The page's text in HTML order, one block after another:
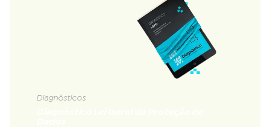
Diagnósticos